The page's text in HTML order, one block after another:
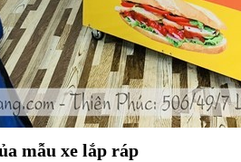
mẫu xe lắp ráp